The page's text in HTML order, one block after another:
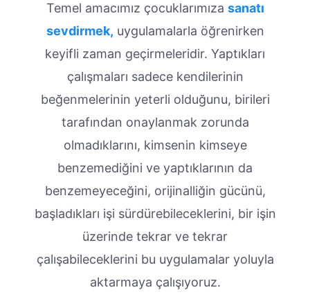
Temel amacımız çocuklarımıza sanatı
sevdirmek, uygulamalarla öğrenirken
keyifli zaman geçirmeleridir. Yaptıkları
çalışmaları sadece kendilerinin
beğenmelerinin yeterli olduğunu, birileri
tarafından onaylanmak zorunda
olmadıklarını, kimsenin kimseye
benzemediğini ve yaptıklarının da
benzemeyeceğini, orijinalliğin gücünü,
başladıkları işi sürdürebileceklerini, bir işin
üzerinde tekrar ve tekrar
çalışabileceklerini bu uygulamalar yoluyla
aktarmaya çalışıyoruz.